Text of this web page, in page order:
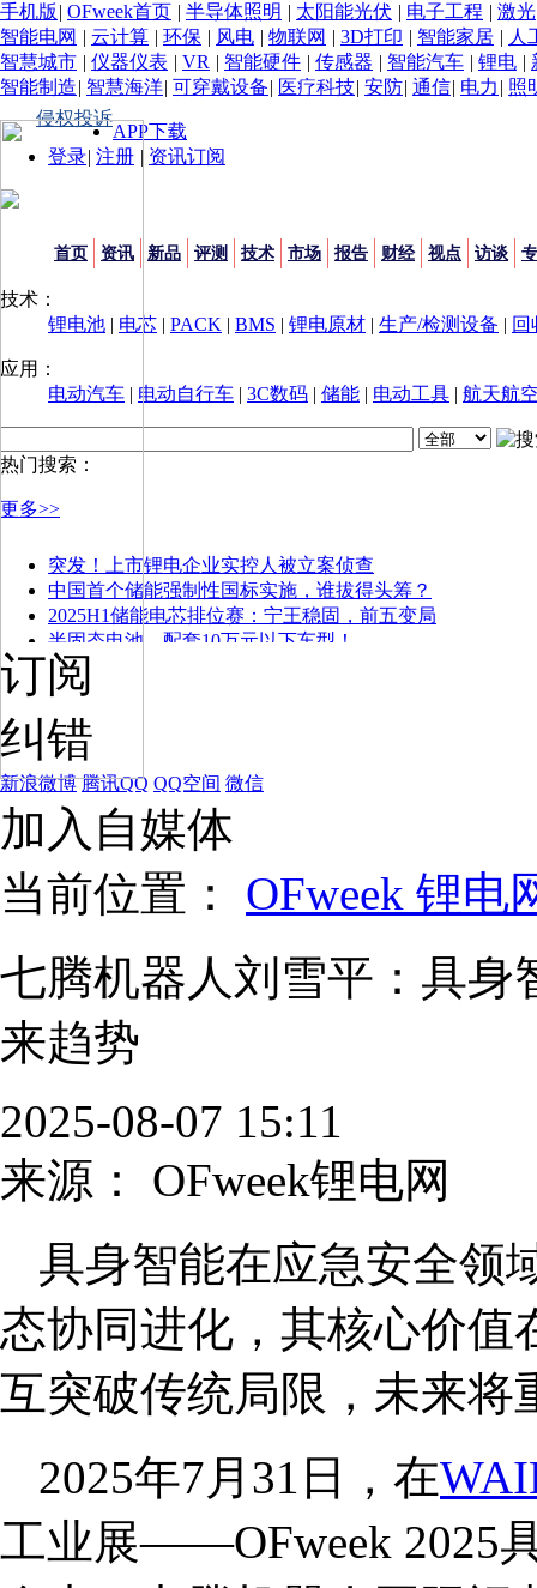
手机版 | OFweek首页 | 半导体照明 | 太阳能光伏 | 电子工程 | 激光
智能电网 | 云计算 | 环保 | 风电 | 物联网 | 3D打印 | 智能家居 | 人
智慧城市 | 仪器仪表 | VR | 智能硬件 | 传感器 | 智能汽车 | 锂电 |
智能制造| 智慧海洋| 可穿戴设备| 医疗科技| 安防| 通信| 电力 | 照
侵权投诉
APP下载
登录| 注册 | 资讯订阅
首页 资讯 新品 评测 技术 市场 报告 财经 视点 访谈
技术：
锂电池 | 电芯 | PACK | BMS | 锂电原材 | 生产/检测设备 | 回
应用：
电动汽车 | 电动自行车 | 3C数码 | 储能 | 电动工具 | 航天航
热门搜索：
更多>>
突发！上市锂电企业实控人被立案侦查
中国首个储能强制性国标实施，谁拔得头筹？
2025H1储能电芯排位赛：宁王稳固，前五变局
半固态电池，配套10万元以下车型！
订阅
纠错
新浪微博 腾讯QQ QQ空间 微信
加入自媒体
当前位置： OFweek 锂电
七腾机器人刘雪平：具身
来趋势
2025-08-07 15:11
来源：
OFweek锂电网
具身智能在应急安全领
态协同进化，其核心价值
互突破传统局限，未来将
2025年7月31日，在
工业展——OFweek 2025